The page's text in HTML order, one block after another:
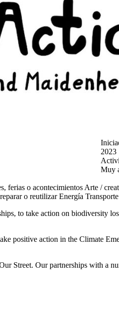
2023
Muy
ferias o acontecimientos Arte /
o reutilizar Energía Transporte
to take action on biodiversity
positive action in the Climate
Street. Our partnerships with a